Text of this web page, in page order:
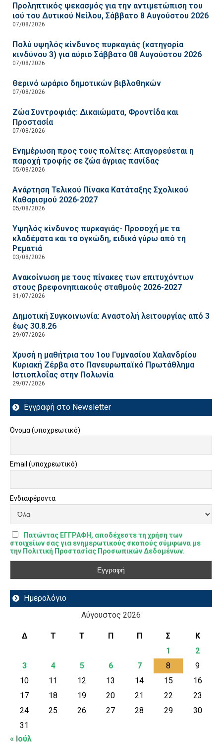
Προληπτικός ψεκασμός για την αντιμετώπιση του
ιού του Δυτικού Νείλου, Σάββατο 8 Αυγούστου 2026
07/08/2026
Πολύ υψηλός κίνδυνος πυρκαγιάς (κατηγορία
κινδύνου 3) για αύριο Σάββατο 08 Αυγούστου 2026
07/08/2026
Θερινό ωράριο δημοτικών βιβλοθηκών
07/08/2026
Ζώα Συντροφιάς: Δικαιώματα, Φροντίδα και
Προστασία
07/08/2026
Ενημέρωση προς τους πολίτες: Απαγορεύεται η
παροχή τροφής σε ζώα άγριας πανίδας
05/08/2026
Ανάρτηση Τελικού Πίνακα Κατάταξης Σχολικού
Καθαρισμού 2026-2027
05/08/2026
Υψηλός κίνδυνος πυρκαγιάς- Προσοχή με τα
κλαδέματα και τα ογκώδη, ειδικά γύρω από τη
Ρεματιά
03/08/2026
Ανακοίνωση με τους πίνακες των επιτυχόντων
στους βρεφονηπιακούς σταθμούς 2026-2027
31/07/2026
Δημοτική Συγκοινωνία: Αναστολή λειτουργίας από 3
έως 30.8.26
29/07/2026
Χρυσή η μαθήτρια του 1ου Γυμνασίου Χαλανδρίου
Κυριακή Ζέρβα στο Πανευρωπαϊκό Πρωτάθλημα
Ιστιοπλοΐας στην Πολωνία
29/07/2026
Εγγραφή στο Newsletter
Όνομα (υποχρεωτικό)
Email (υποχρεωτικό)
Ενδιαφέροντα
Πατώντας ΕΓΓΡΑΦΗ, αποδέχεστε τη χρήση των
στοιχείων σας για ενημερωτικούς σκοπούς σύμφωνα με
την Πολιτική Προστασίας Προσωπικών Δεδομένων.
Ημερολόγιο
Αύγουστος 2026
Δ Τ Τ Π Π Σ
Κ
1
2
3
4 5 6 7 8
9
10
11 12 13 14 15
16
17
18 19 20 21 22
23
24
25 26 27 28 29
30
31
« Ιούλ